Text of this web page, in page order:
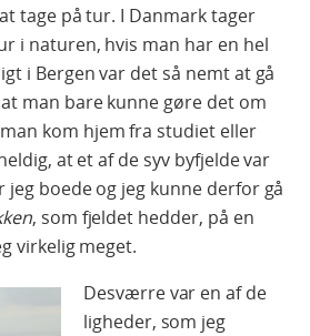
tage på tur. I Danmark tager
i naturen, hvis man har en hel
i Bergen var det så nemt at gå
man bare kunne gøre det om
kom hjem fra studiet eller
at et af de syv byfjelde var
jeg boede og jeg kunne derfor gå
, som fjeldet hedder, på en
virkelig meget.
Desværre var en af de
ligheder, som jeg